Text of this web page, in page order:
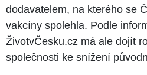
dodavatelem, na kterého se
vakcíny spolehla. Podle
ŽivotvČesku.cz má ale dojít
společnosti ke snížení